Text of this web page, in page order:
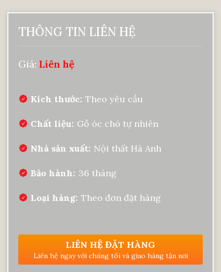
THÔNG TIN LIÊN HỆ
Giá: Liên hệ
Kích thước Theo yêu cầu
Chất liệu Gỗ óc chó tự nhiên
Nhà sản xuất Nội thất Hà Anh
Bảo hành 36 tháng
Loại hàng Theo đơn đặt hàng
LIÊN HỆ ĐẶT HÀNG
Liên hệ ngay với chúng tôi và giao hàng tận nơi